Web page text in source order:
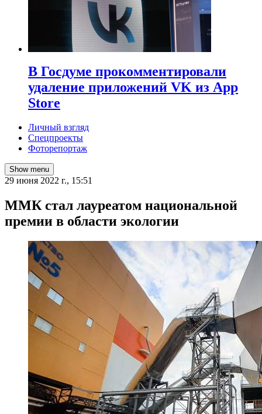
В Госдуме прокомментировали
удаление приложений VK из App
Store
Личный взгляд
Спецпроекты
Фоторепортаж
Show menu
29 июня 2022 г., 15:51
ММК стал лауреатом национальной
премии в области экологии